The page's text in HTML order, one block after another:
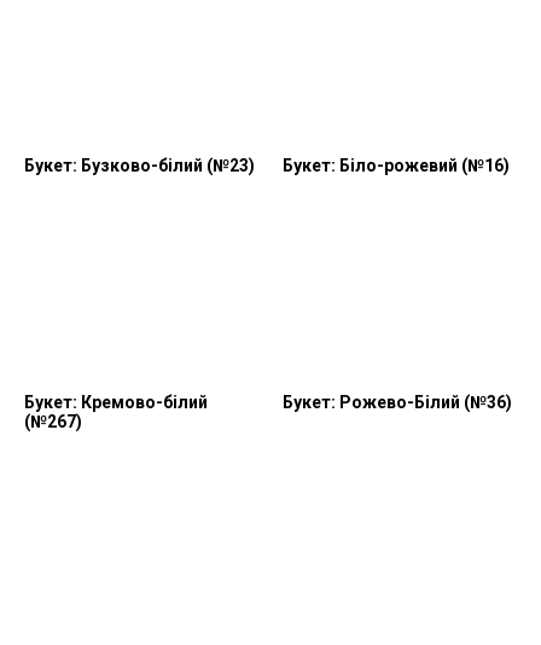
Букет: Бузково-білий (№23) Букет: Біло-рожевий (№16)
Букет: Кремово-білий
(№267)
Букет: Рожево-Білий (№36)